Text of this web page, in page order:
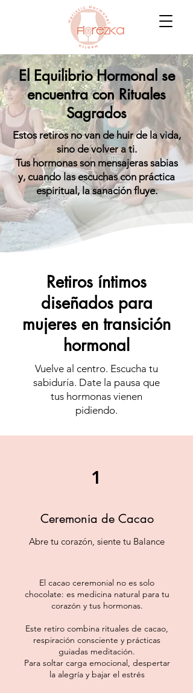
El Equilibrio Hormonal se
encuentra con Rituales
Sagrados
Estos retiros no van de huir de la vida,
sino de volver a ti.
Tus hormonas son mensajeras sabias
y, cuando las escuchas con práctica
espiritual, la sanación fluye.
Retiros íntimos
diseñados para
mujeres en transición
hormonal
Vuelve al centro. Escucha tu
sabiduría. Date la pausa que
tus hormonas vienen
pidiendo.
1
Ceremonia de Cacao
Abre tu corazón, siente tu Balance
El cacao ceremonial no es solo
chocolate: es medicina natural para tu
corazón y tus hormonas.
Este retiro combina rituales de cacao,
respiración consciente y prácticas
guiadas meditación.
Para soltar carga emocional, despertar
la alegría y bajar el estrés